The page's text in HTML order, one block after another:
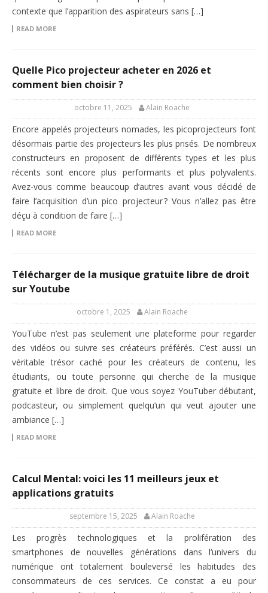
contexte que l’apparition des aspirateurs sans […]
READ MORE
Quelle Pico projecteur acheter en 2026 et
comment bien choisir ?
octobre 11, 2025 Alain Roache
Encore appelés projecteurs nomades, les picoprojecteurs font
désormais partie des projecteurs les plus prisés. De nombreux
constructeurs en proposent de différents types et les plus
récents sont encore plus performants et plus polyvalents.
Avez-vous comme beaucoup d’autres avant vous décidé de
faire l’acquisition d’un pico projecteur ? Vous n’allez pas être
déçu à condition de faire […]
READ MORE
Télécharger de la musique gratuite libre de droit
sur Youtube
octobre 1, 2025 Alain Roache
YouTube n’est pas seulement une plateforme pour regarder
des vidéos ou suivre ses créateurs préférés. C’est aussi un
véritable trésor caché pour les créateurs de contenu, les
étudiants, ou toute personne qui cherche de la musique
gratuite et libre de droit. Que vous soyez YouTuber débutant,
podcasteur, ou simplement quelqu’un qui veut ajouter une
ambiance […]
READ MORE
Calcul Mental: voici les 11 meilleurs jeux et
applications gratuits
septembre 15, 2025 Alain Roache
Les progrès technologiques et la prolifération des
smartphones de nouvelles générations dans l’univers du
numérique ont totalement bouleversé les habitudes des
consommateurs de ces services. Ce constat a eu pour